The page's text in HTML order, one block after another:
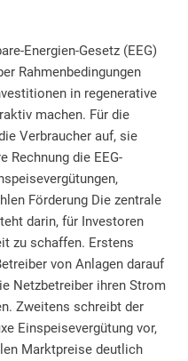
Energien-Gesetz (EEG)
Rahmenbedingungen
in regenerative
machen. Für die
Verbraucher auf, sie
Rechnung die EEG-
Förderung Die zentrale
darin, für Investoren
zu schaffen. Erstens
von Anlagen darauf
Netzbetreiber ihren Strom
Zweitens schreibt der
Einspeisevergütung vor,
Marktpreise deutlich